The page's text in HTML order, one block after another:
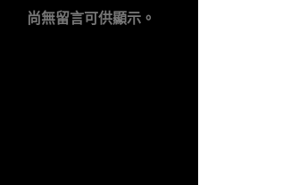
尚無留言可供顯示。